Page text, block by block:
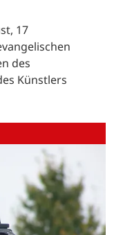
17
des
Künstlers